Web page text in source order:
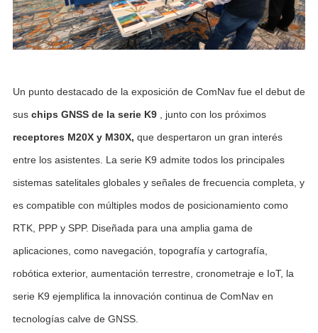
Un punto destacado de la exposición de ComNav fue el debut de
sus chips GNSS de la serie K9, junto con los próximos
receptores M20X y M30X, que despertaron un gran interés
entre los asistentes. La serie K9 admite todos los principales
sistemas satelitales globales y señales de frecuencia completa, y
es compatible con múltiples modos de posicionamiento como
RTK, PPP y SPP. Diseñada para una amplia gama de
aplicaciones, como navegación, topografía y cartografía,
robótica exterior, aumentación terrestre, cronometraje e IoT, la
serie K9 ejemplifica la innovación continua de ComNav en
tecnologías calve de GNSS.